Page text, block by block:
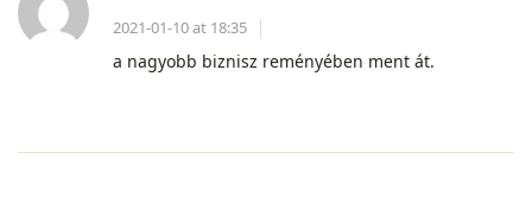
2021-01-10 at 18:35
a nagyobb biznisz reményében ment át.